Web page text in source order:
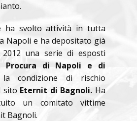
ha svolto attività in tutta
Napoli e ha depositato già
una serie di esposti
Procura di Napoli e di
condizione di rischio
sito Eternit di Bagnoli. Ha
un comitato vittime
Bagnoli.